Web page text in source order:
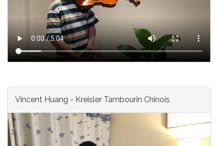
Vincent Huang - Kreisler Tambourin Chinois